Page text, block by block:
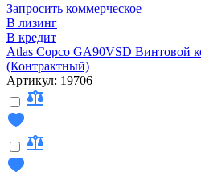
Запросить коммерческое
В лизинг
В кредит
Atlas Copco GA90VSD Винтовой
(Контрактный)
Артикул: 19706